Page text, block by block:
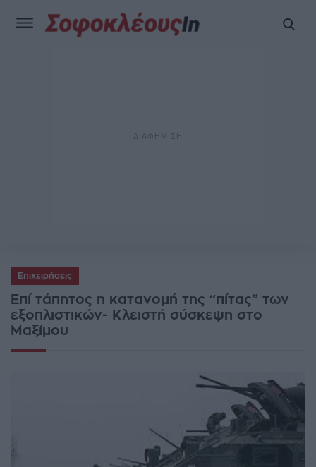
Επιχειρήσεις
Επί τάπητος η κατανομή της “πίτας” των
εξοπλιστικών- Κλειστή σύσκεψη στο
Μαξίμου